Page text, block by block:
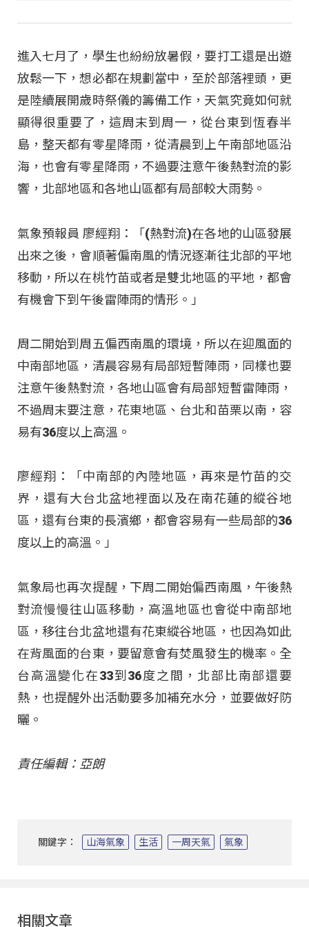
進入七月了，學生也紛紛放暑假，要打工還是出遊
放鬆一下，想必都在規劃當中，至於部落裡頭，更
是陸續展開歲時祭儀的籌備工作，天氣究竟如何就
顯得很重要了，這周末到周一，從台東到恆春半
島，整天都有零星降雨，從清晨到上午南部地區沿
海，也會有零星降雨，不過要注意午後熱對流的影
響，北部地區和各地山區都有局部較大雨勢。
氣象預報員 廖經翔：「(熱對流)在各地的山區發展
出來之後，會順著偏南風的情況逐漸往北部的平地
移動，所以在桃竹苗或者是雙北地區的平地，都會
有機會下到午後雷陣雨的情形。」
周二開始到周五偏西南風的環境，所以在迎風面的
中南部地區，清晨容易有局部短暫陣雨，同樣也要
注意午後熱對流，各地山區會有局部短暫雷陣雨，
不過周末要注意，花東地區、台北和苗栗以南，容
易有36度以上高溫。
廖經翔：「中南部的內陸地區，再來是竹苗的交
界，還有大台北盆地裡面以及在南花蓮的縱谷地
區，還有台東的長濱鄉，都會容易有一些局部的36
度以上的高溫。」
氣象局也再次提醒，下周二開始偏西南風，午後熱
對流慢慢往山區移動，高溫地區也會從中南部地
區，移往台北盆地還有花東縱谷地區，也因為如此
在背風面的台東，要留意會有焚風發生的機率。全
台高溫變化在33到36度之間，北部比南部還要
熱，也提醒外出活動要多加補充水分，並要做好防
曬。
責任編輯：亞朗
關鍵字： 山海氣象 生活 一周天氣 氣象
相關文章